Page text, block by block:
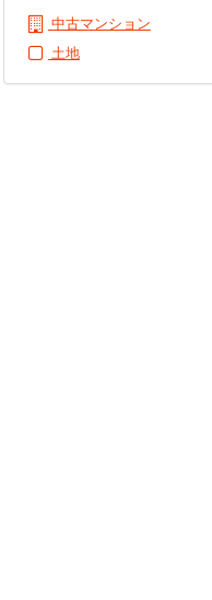
中古マンション
土地